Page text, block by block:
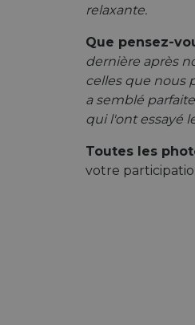
relaxante.
Que pensez-
dernière après
celles que nous
a semblé
qui l'ont essayé
Toutes les
votre